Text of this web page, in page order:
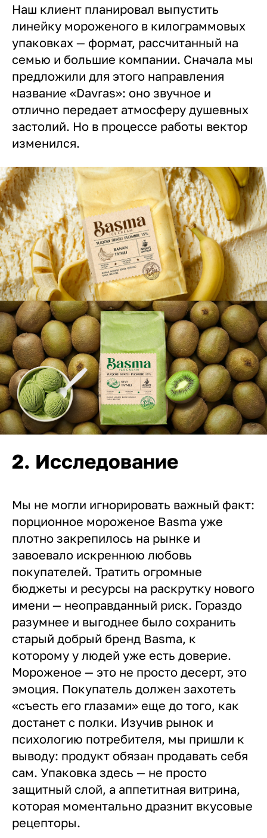
Наш клиент планировал выпустить
линейку мороженого в килограммовых
упаковках — формат, рассчитанный на
семью и большие компании. Сначала мы
предложили для этого направления
название «Davras»: оно звучное и
отлично передает атмосферу душевных
застолий. Но в процессе работы вектор
изменился.
2. Исследование
Мы не могли игнорировать важный факт:
порционное мороженое Basma уже
плотно закрепилось на рынке и
завоевало искреннюю любовь
покупателей. Тратить огромные
бюджеты и ресурсы на раскрутку нового
имени — неоправданный риск. Гораздо
разумнее и выгоднее было сохранить
старый добрый бренд Basma, к
которому у людей уже есть доверие.
Мороженое — это не просто десерт, это
эмоция. Покупатель должен захотеть
«съесть его глазами» еще до того, как
достанет с полки. Изучив рынок и
психологию потребителя, мы пришли к
выводу: продукт обязан продавать себя
сам. Упаковка здесь — не просто
защитный слой, а аппетитная витрина,
которая моментально дразнит вкусовые
рецепторы.